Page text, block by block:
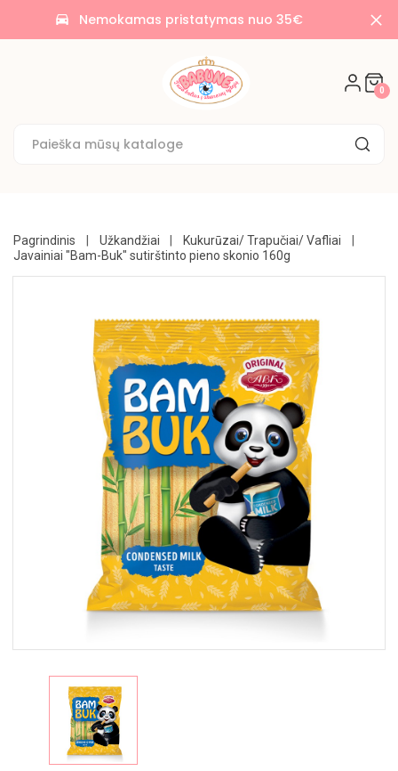
time_to_leave Nemokamas pristatymas nuo 35€
0
AKCIJOS
🌟
SAUSAINIAI
UŽKANDŽIAI
GĖRIMAI
BAKALĖJA
KONSERVUOTA
MAISTAS
RINKINIAI
Pagrindinis Užkandžiai
Kukurūzai/ Trapučiai/ Vafliai
Javainiai "Bam-Buk" sutirštinto pieno skonio 160g